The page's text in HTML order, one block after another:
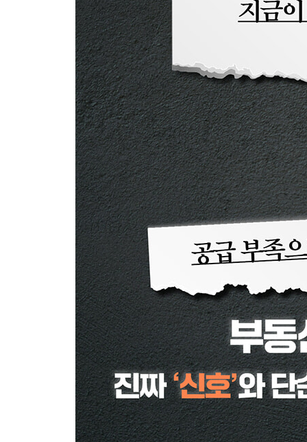
: 역사상 ‘부의 이전’이 가장 많은 시기가 도래
필요하다.
인구 변화는 의미 없다?
: 인구는 부동산의 그림자, 수요 없는 집은 지켜질
에필로그